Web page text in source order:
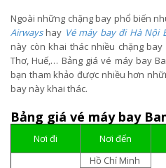
Ngoài những chặng bay phổ biến
Airwayshay Vé máy bay đi Hà Nội
này còn khai thác nhiều chặng
Thơ, Huế,… Bảng giá vé máy bay
bạn tham khảo được nhiều hơn
bay này khai thác.
Bảng giá vé máy bay
Nơi đi Nơi đến
Hồ Chí Minh